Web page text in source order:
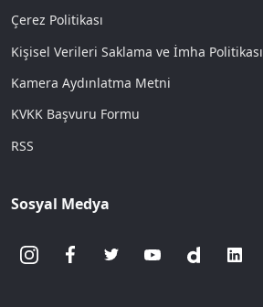
Çerez Politikası
Kişisel Verileri Saklama ve İmha Politikası
Kamera Aydınlatma Metni
KVKK Başvuru Formu
RSS
Sosyal Medya